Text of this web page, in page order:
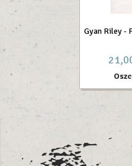
Gyan Riley -
21,